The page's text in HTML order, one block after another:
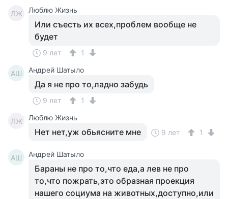
ЛЖ Люблю Жизнь
Или съесть их всех,проблем вообще не
будет
9 лет 1
АШ Андрей Шатыло
Да я не про то,ладно забудь
9 лет 1
ЛЖ Люблю Жизнь
Нет нет,уж обьясните мне 9 лет 1
АШ Андрей Шатыло
Бараны не про то,что еда,а лев не про
то,что пожрать,это образная проекция
нашего социума на животных,доступно,или